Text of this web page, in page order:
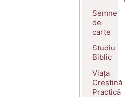
Semne
de
carte
Studiu
Biblic
Viața
Creștină
Practică